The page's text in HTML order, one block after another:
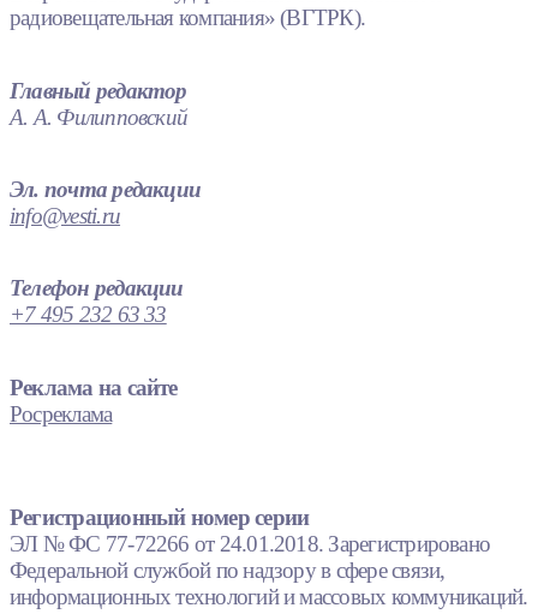
радиовещательная компания» (ВГТРК).
Главный редактор
А. А. Филипповский
Эл. почта редакции
info@vesti.ru
Телефон редакции
+7 495 232 63 33
Реклама на сайте
Росреклама
Регистрационный номер серии
ЭЛ № ФС 77-72266 от 24.01.2018. Зарегистрировано
Федеральной службой по надзору в сфере связи,
информационных технологий и массовых коммуникаций.